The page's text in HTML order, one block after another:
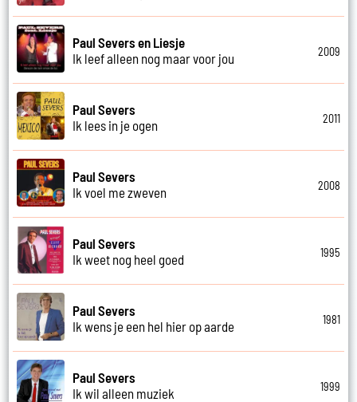
Paul Severs en Liesje
Ik leef alleen nog maar voor jou
2009
Paul Severs
Ik lees in je ogen
2011
Paul Severs
Ik voel me zweven
2008
Paul Severs
Ik weet nog heel goed
1995
Paul Severs
Ik wens je een hel hier op aarde
1981
Paul Severs
Ik wil alleen muziek
1999